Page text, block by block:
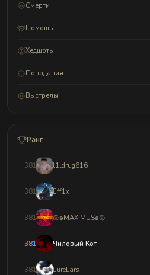
Смерти
Помощь
Хедшоты
Попадания
Выстрелы
Ранг
3814 l1ldrug616
3815 Eff1x
3816 ۞๑MAXIMUS๑۞
3817 Чиловый Кот
3818 LureLars